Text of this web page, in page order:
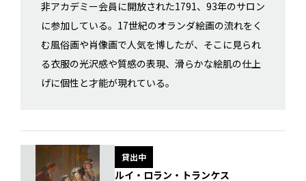
非アカデミー会員に開放された1791、93年のサロン
に参加している。17世紀のオランダ絵画の流れをく
む風俗画や肖像画で人気を博したが、そこに見られ
る衣服の光沢感や質感の表現、滑らかな絵肌の仕上
げに個性と才能が現れている。
貸出中
ルイ・ロラン・トランケス